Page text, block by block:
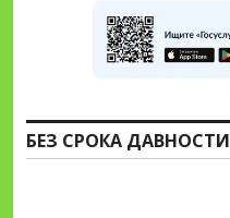
БЕЗ СРОКА ДАВНОСТИ